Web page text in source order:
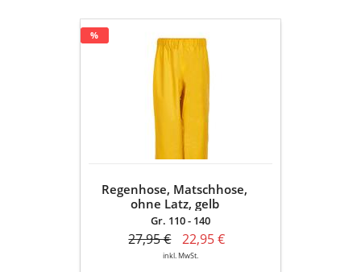
Regenhose,
Matschhose,
%
Regenhose, Matschhose,
ohne Latz, gelb
Gr. 110 - 140
27,95 € 22,95 €
inkl. MwSt.